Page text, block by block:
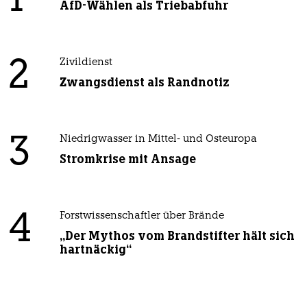
AfD-Wählen als Triebabfuhr
2 Zivildienst
Zwangsdienst als Randnotiz
3 Niedrigwasser in Mittel- und Osteuropa
Stromkrise mit Ansage
4 Forstwissenschaftler über Brände
„Der Mythos vom Brandstifter hält sich
hartnäckig“